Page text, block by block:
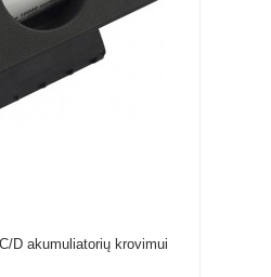
D akumuliatorių krovimui